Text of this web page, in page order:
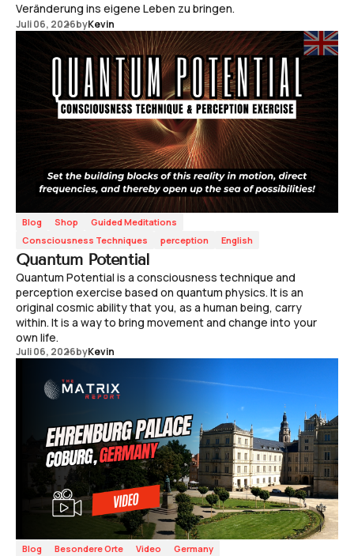
Veränderung ins eigene Leben zu bringen.
Juli 06, 2026byKevin
Blog Shop
Guided Meditations
Consciousness Techniques
perception English
Quantum Potential
Quantum Potential is a consciousness technique and
perception exercise based on quantum physics. It is an
original cosmic ability that you, as a human being, carry
within. It is a way to bring movement and change into your
own life.
Juli 06, 2026byKevin
Blog Besondere Orte Video Germany